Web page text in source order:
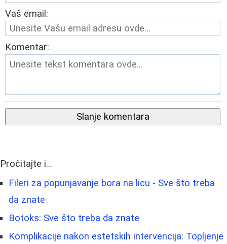
Vaš email:
Komentar:
Slanje komentara
Pročitajte i...
Fileri za popunjavanje bora na licu - Sve što treba
da znate
Botoks: Sve što treba da znate
Komplikacije nakon estetskih intervencija: Topljenje